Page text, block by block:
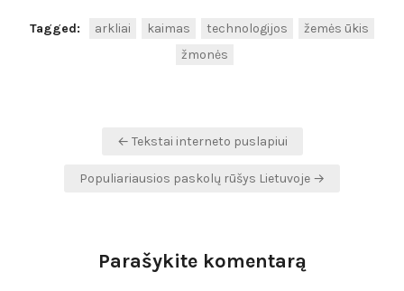
Tagged: arkliai kaimas technologijos
žemės ūkis
žmonės
Navigacija
įrašų
← Tekstai interneto puslapiui
Populiariausios paskolų rūšys Lietuvoje →
Parašykite komentarą